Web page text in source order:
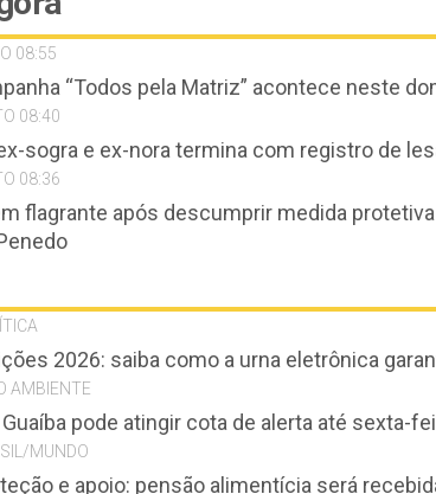
08:55
“Todos pela Matriz” acontece neste
08:40
sogra e ex-nora termina com registro de
08:36
flagrante após descumprir medida
2026: saiba como a urna eletrônica
AMBIENTE
Guaíba pode atingir cota de alerta até sexta-
MUNDO
e apoio: pensão alimentícia será